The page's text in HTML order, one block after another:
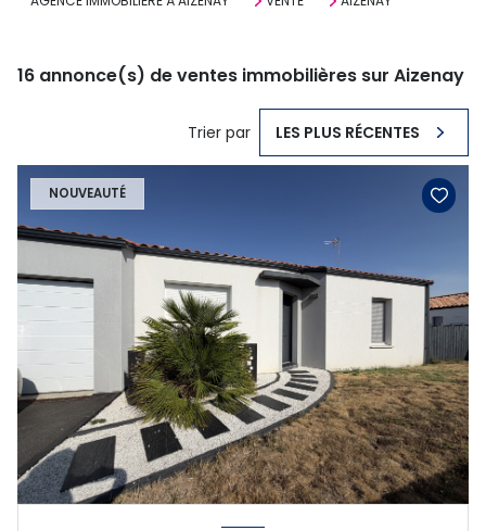
16 annonce(s) de ventes immobilières sur Aizenay
Trier par LES PLUS RÉCENTES
NOUVEAUTÉ